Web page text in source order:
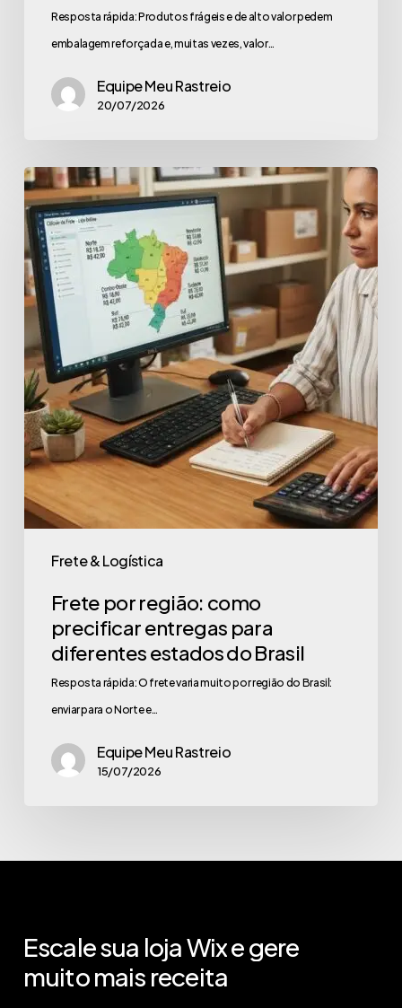
Resposta rápida: Produtos frágeis e de alto valor pedem
embalagem reforçada e, muitas vezes, valor…
Equipe Meu Rastreio
20/07/2026
Frete & Logística
Frete por região: como
precificar entregas para
diferentes estados do Brasil
Resposta rápida: O frete varia muito por região do Brasil:
enviar para o Norte e…
Equipe Meu Rastreio
15/07/2026
Escalesua lojaWixegere
muitomais receita